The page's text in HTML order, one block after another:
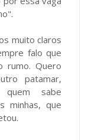
muito claros
falo que
rumo. Quero
patamar,
quem sabe
minhas, que